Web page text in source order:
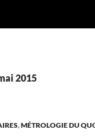
2015
,MÉTROLOGIE DU